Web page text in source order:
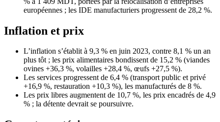
européennes ; les IDE manufacturiers progressent de 28,2 %.
Inflation et prix
L’inflation s’établit à 9,3 % en juin 2023, contre 8,1 % un an
plus tôt ; les prix alimentaires bondissent de 15,2 % (viandes
ovines +36,3 %, volailles +28,4 %, œufs +27,5 %).
Les services progressent de 6,4 % (transport public et privé
+16,9 %, restauration +10,3 %), les manufacturés de 8 %.
Les prix libres augmentent de 10,7 %, les prix encadrés de 4,9
% ; la détente devrait se poursuivre.